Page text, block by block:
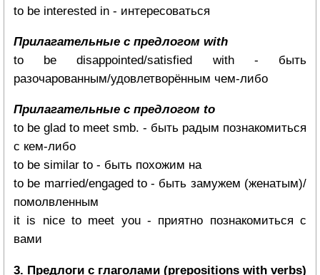
to be interested in - интересоваться
Прилагательные с предлогом with
to be disappointed/satisfied with - быть
разочарованным/удовлетворённым чем-либо
Прилагательные с предлогом to
to be glad to meet smb. - быть радым познакомиться
с кем-либо
to be similar to - быть похожим на
to be married/engaged to - быть замужем (женатым)/
помолвленным
it is nice to meet you - приятно познакомиться с
вами
3. Предлоги с глаголами (prepositions with verbs)